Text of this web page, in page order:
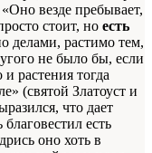
везде пребывает,
стоит, но есть
делами, растимо тем,
не было бы, если
растения тогда
(святой Златоуст и
что дает
есть
оно хоть в